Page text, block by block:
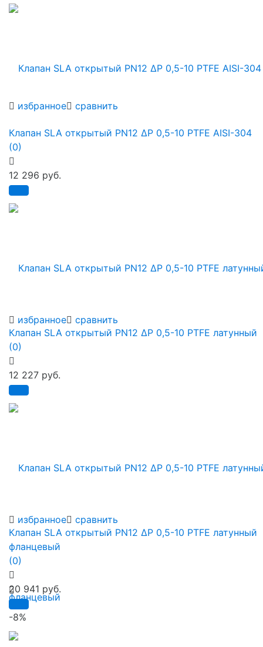
избранное сравнить
избранное сравнить
Клапан SLA открытый PN12 ∆P 0,5-10 PTFE AISI-304
(0)
12 296 руб.
избранное сравнить
Клапан SLA открытый PN12 ∆P 0,5-10 PTFE латунный
(0)
12 227 руб.
Клапан SLA открытый PN12 ∆P 0,5-10 PTFE латунный
фланцевый
(0)
20 941 руб.
-8%